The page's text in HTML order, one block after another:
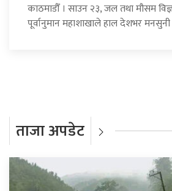
काठमाडौँ । साउन २३, जल तथा मौसम
पूर्वानुमान महाशाखाले हाल देशभर मनसुनी
ताजा अपडेट